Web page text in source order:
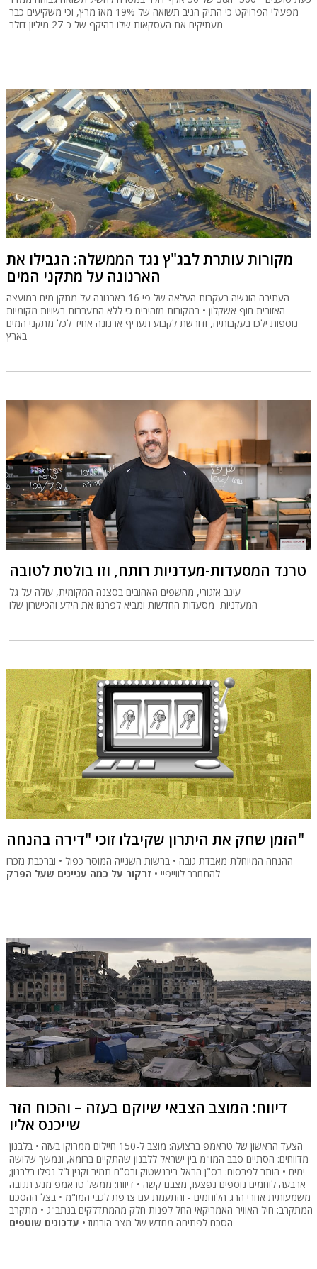
מפעילי הפרויקט כי התיק הניב תשואה של 19% מאז מרץ, וכי משקיעים כבר
מעתיקים את העסקאות שלו בהיקף של כ-27 מיליון דולר
מקורות עותרת לבג"ץ נגד הממשלה: הגבילו את
הארנונה על מתקני המים
העתירה הוגשה בעקבות העלאה של פי 16 בארנונה על מתקן מים במועצה
האזורית חוף אשקלון • במקורות מזהירים כי ללא התערבות רשויות מקומיות
נוספות ילכו בעקבותיה, ודורשת לקבוע תעריף ארנונה אחיד לכל מתקני המים
בארץ
טרנד המסעדות-מעדניות רותח, וזו בולטת לטובה
עינב אזגורי, מהשפים האהובים בסצנה המקומית, עולה על גל
המעדניות–מסעדות החדשות ומביא לפרנזו את הידע והכישרון שלו
הזמן שחק את היתרון שקיבלו זוכי "דירה בהנחה"
ההנחה המיוחלת מאבדת גובה • ברשות השנייה המוסר כפול • וברכבת נזכרו
להתחבר לווייפיי • זרקור על כמה עניינים שעל הפרק
דיווח: המוצב הצבאי שיוקם בעזה – והכוח הזר
שייכנס אליו
הצעד הראשון של טראמפ ברצועה: מוצב ל-150 חיילים ממרוקו בעזה • בלבנון
מדווחים: הסתיים סבב המו"מ בין ישראל ללבנון שהתקיים ברומא, ונמשך שלושה
ימים • הותר לפרסום: רס"ן הראל בירנשטוק ורס"ם תמיר וקנין ז"ל נפלו בלבנון;
ארבעה לוחמים נוספים נפצעו, מצבם קשה • דיווח: ממשל טראמפ מנע תגובה
משמעותית אחרי הרג הלוחמים - והתעמת עם צרפת לגבי המו"מ • בצל ההסכם
המתקרב: חיל האוויר האמריקאי החל לפנות חלק מהמתדלקים בנתב"ג • מתקרב
הסכם לפתיחה מחדש של מצר הורמוז • עדכונים שוטפים